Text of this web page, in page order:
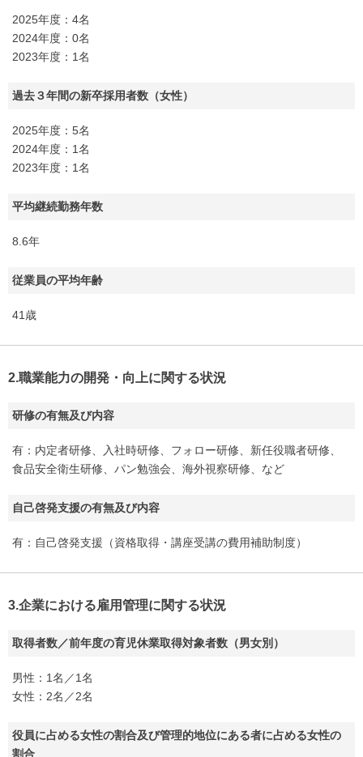
2025年度：4名
2024年度：0名
2023年度：1名
過去３年間の新卒採用者数（女性）
2025年度：5名
2024年度：1名
2023年度：1名
平均継続勤務年数
8.6年
従業員の平均年齢
41歳
2.職業能力の開発・向上に関する状況
研修の有無及び内容
有：内定者研修、入社時研修、フォロー研修、新任役職者研修、
食品安全衛生研修、パン勉強会、海外視察研修、など
自己啓発支援の有無及び内容
有：自己啓発支援（資格取得・講座受講の費用補助制度）
3.企業における雇用管理に関する状況
取得者数／前年度の育児休業取得対象者数（男女別）
男性：1名／1名
女性：2名／2名
役員に占める女性の割合及び管理的地位にある者に占める女性の
割合